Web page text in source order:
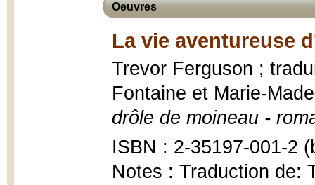
Oeuvres
La vie aventureuse
Trevor Ferguson ;
Fontaine et Marie-
drôle de moineau -
ISBN : 2-35197-001-2
Notes : Traduction de: